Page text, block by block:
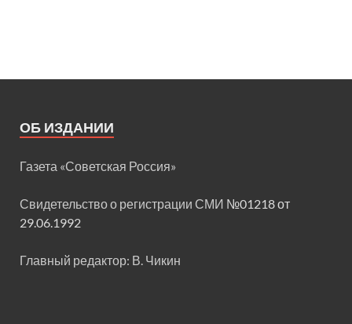
ОБ ИЗДАНИИ
Газета «Советская Россия»
Свидетельство о регистрации СМИ №01218 от
29.06.1992
Главный редактор: В. Чикин